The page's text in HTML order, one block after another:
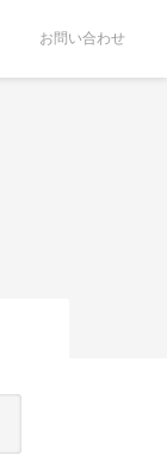
お問い合わせ